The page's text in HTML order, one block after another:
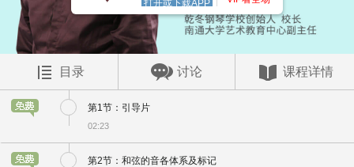
打开或下载APP
目录 讨论 课程详情
第1节：引导片
02:23
第2节：和弦的音各体系及标记